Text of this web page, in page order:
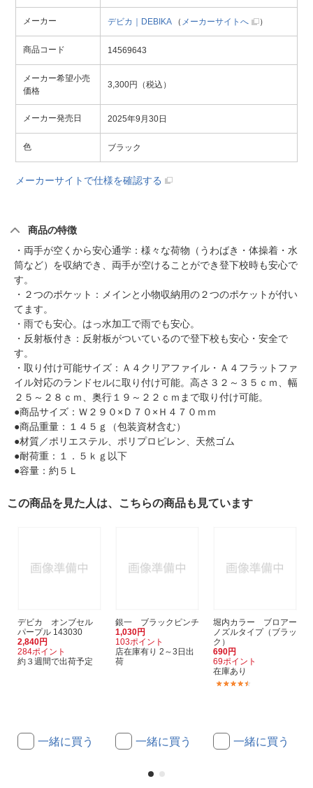
メーカー デビカ｜DEBIKA（ メーカーサイトへ ）
商品コード 14569643
メーカー希望小売
価格
3,300円（税込）
メーカー発売日 2025年9月30日
色 ブラック
メーカーサイトで仕様を確認する
商品の特徴
・両手が空くから安心通学：様々な荷物（うわばき・体操着・水
筒など）を収納でき、両手が空けることができ登下校時も安心で
す。
・２つのポケット：メインと小物収納用の２つのポケットが付い
てます。
・雨でも安心。はっ水加工で雨でも安心。
・反射板付き：反射板がついているので登下校も安心・安全で
す。
・取り付け可能サイズ：Ａ４クリアファイル・Ａ４フラットファ
イル対応のランドセルに取り付け可能。高さ３２～３５ｃｍ、幅
２５～２８ｃｍ、奥行１９～２２ｃｍまで取り付け可能。
●商品サイズ：Ｗ２９０×Ｄ７０×Ｈ４７０ｍｍ
●商品重量：１４５ｇ（包装資材含む）
●材質／ポリエステル、ポリプロピレン、天然ゴム
●耐荷重：１．５ｋｇ以下
●容量：約５Ｌ
この商品を見た人は、こちらの商品も見ています
デビカ オンブセル
パープル 143030
2,840円
284ポイント
約３週間で出荷予定
一緒に買う
銀一 ブラックピンチ
1,030円
103ポイント
店在庫有り 2～3日出
荷
一緒に買う
堀内カラー ブロアー
ノズルタイプ（ブラッ
ク）
690円
69ポイント
在庫あり
一緒に買う